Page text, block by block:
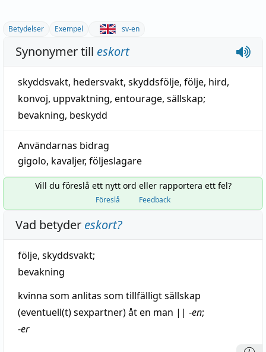
Betydelser Exempel sv-en
Synonymer till eskort
skyddsvakt, hedersvakt, skyddsfölje, följe, hird,
konvoj, uppvaktning, entourage, sällskap;
bevakning, beskydd
Användarnas bidrag
gigolo, kavaljer, följeslagare
Vill du föreslå ett nytt ord eller rapportera ett fel?
Föreslå Feedback
Vad betyder eskort?
följe, skyddsvakt;
bevakning
kvinna som anlitas som tillfälligtsällskap
(eventuell(t) sexpartner) åt en man || -en;
-er